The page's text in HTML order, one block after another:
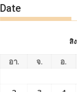
Date
สิ
อา. จ. อ.